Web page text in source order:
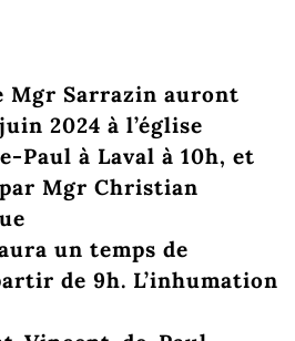
Mgr Sarrazin auront
2024 à l’église
Paul à Laval à 10h, et
Mgr Christian
un temps de
de 9h. L’inhumation